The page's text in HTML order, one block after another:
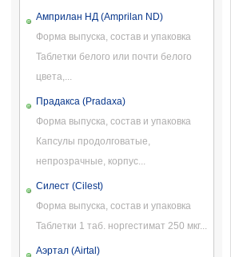
Амприлан НД (Amprilan ND)
Форма выпуска, состав и упаковка
Таблетки белого или почти белого
цвета,...
Прадакса (Pradaxa)
Форма выпуска, состав и упаковка
Капсулы продолговатые,
непрозрачные, корпус...
Силест (Cilest)
Форма выпуска, состав и упаковка
Таблетки 1 таб. норгестимат 250 мкг...
Аэртал (Airtal)